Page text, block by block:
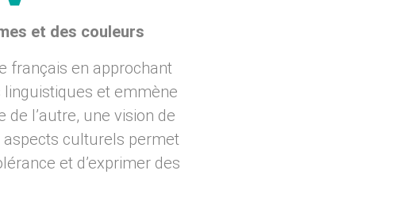
et des couleurs
français en approchant
et emmène
l’autre, une vision de
aspects culturels permet
et d’exprimer des